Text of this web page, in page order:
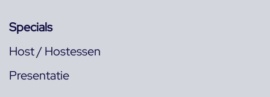
Specials
Host / Hostessen
Presentatie